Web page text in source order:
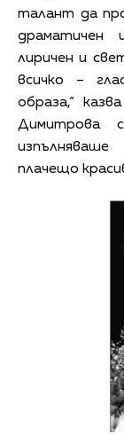
талант да
лиричен и
всичко –
образа,“
Димитрова
плачещо